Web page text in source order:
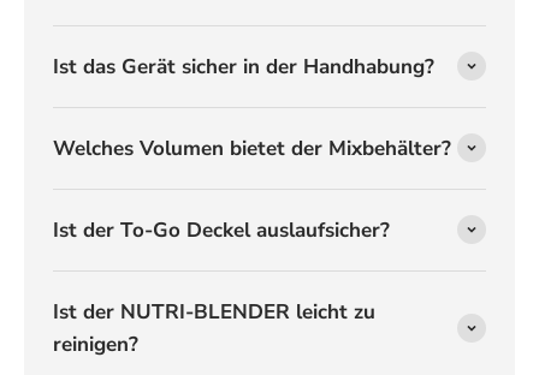
Ist das Gerät sicher in der Handhabung?
Welches Volumen bietet der Mixbehälter?
Ist der To-Go Deckel auslaufsicher?
Ist der NUTRI-BLENDER leicht zu
reinigen?